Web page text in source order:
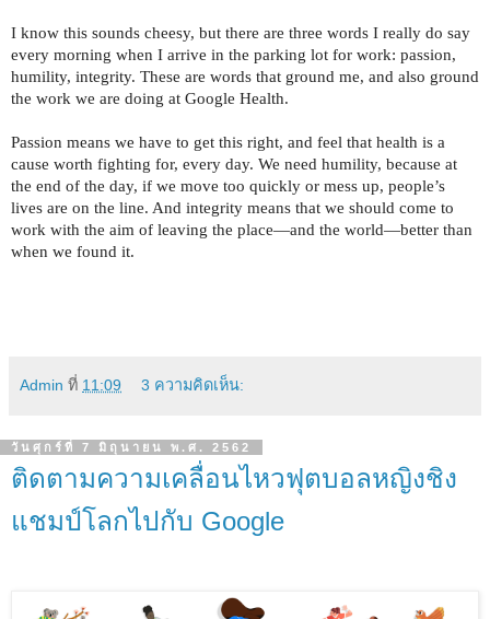
I know this sounds cheesy, but there are three words I really do say
every morning when I arrive in the parking lot for work: passion,
humility, integrity. These are words that ground me, and also ground
the work we are doing at Google Health.
Passion means we have to get this right, and feel that health is a
cause worth fighting for, every day. We need humility, because at
the end of the day, if we move too quickly or mess up, people’s
lives are on the line. And integrity means that we should come to
work with the aim of leaving the place—and the world—better than
when we found it.
Admin ที่ 11:09 3 ความคิดเห็น:
วันศุกร์ที่ 7 มิถุนายน พ.ศ. 2562
ติดตามความเคลื่อนไหวฟุตบอลหญิงชิง
แชมป์โลกไปกับ Google